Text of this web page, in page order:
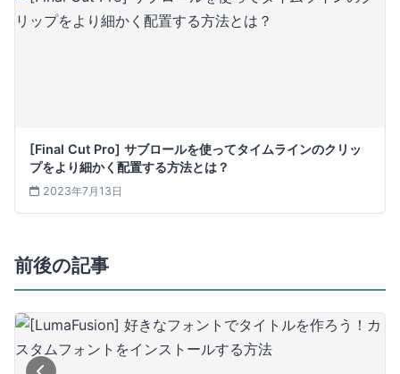
[Final Cut Pro] サブロールを使ってタイムラインのクリッ
プをより細かく配置する方法とは？
2023年7月13日
前後の記事